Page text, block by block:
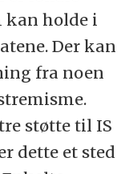
holde i
Der kan
fra noen
støtte til IS
dette et sted